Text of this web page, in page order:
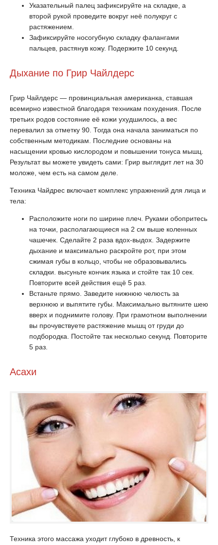
Указательный палец зафиксируйте на складке, а
второй рукой проведите вокруг неё полукруг с
растяжением.
Зафиксируйте носогубную складку фалангами
пальцев, растянув кожу. Подержите 10 секунд.
Дыхание по Грир Чайлдерс
Грир Чайлдерс — провинциальная американка, ставшая
всемирно известной благодаря техникам похудения. После
третьих родов состояние её кожи ухудшилось, а вес
перевалил за отметку 90. Тогда она начала заниматься по
собственным методикам. Последние основаны на
насыщении кровью кислородом и повышении тонуса мышц.
Результат вы можете увидеть сами: Грир выглядит лет на 30
моложе, чем есть на самом деле.
Техника Чайдрес включает комплекс упражнений для лица и
тела:
Расположите ноги по ширине плеч. Руками обопритесь
на точки, располагающиеся на 2 см выше коленных
чашечек. Сделайте 2 раза вдох-выдох. Задержите
дыхание и максимально раскройте рот, при этом
сжимая губы в кольцо, чтобы не образовывались
складки. высуньте кончик языка и стойте так 10 сек.
Повторите всей действия ещё 5 раз.
Встаньте прямо. Заведите нижнюю челюсть за
верхнюю и выпятите губы. Максимально вытяните шею
вверх и поднимите голову. При грамотном выполнении
вы прочувствуете растяжение мышц от груди до
подбородка. Постойте так несколько секунд. Повторите
5 раз.
Асахи
Техника этого массажа уходит глубоко в древность, к